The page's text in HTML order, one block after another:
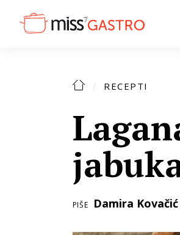
RECEPTI
PIŠE Damira Kovačić